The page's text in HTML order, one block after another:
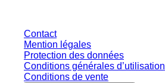
Contact
Mention légales
Protection des données
Conditions générales d’utilisation
Conditions de vente